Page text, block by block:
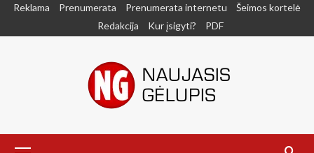
SkipReklama Prenumerata Prenumerata internetu
Šeimos kortelė
Redakcija
Kur įsigyti? PDF